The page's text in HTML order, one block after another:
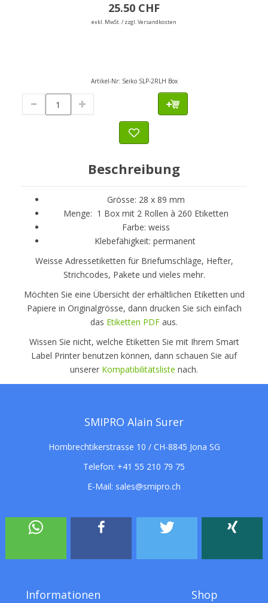
25.50 CHF
exkl. MwSt. / zzgl. Versandkosten
Artikel-Nr: Seiko SLP-2RLH Box
Beschreibung
Grösse: 28 x 89 mm
Menge: 1 Box mit 2 Rollen à 260 Etiketten
Farbe: weiss
Klebefähigkeit: permanent
Weisse Adressetiketten für Briefumschläge, Hefter,
Strichcodes, Pakete und vieles mehr.
Möchten Sie eine Übersicht der erhältlichen Etiketten und
Papiere in Originalgrösse, dann drucken Sie sich einfach
das Etiketten PDF aus.
Wissen Sie nicht, welche Etiketten Sie mit Ihrem Smart
Label Printer benutzen können, dann schauen Sie auf
unserer Kompatibilitätsliste nach.
SMIPRO Alain Surer
Hombrechtikerstrasse 10 / CH-8845 Jona SG
Telefon: +41 55 210 79 75
E-Mail: sales@smipro.ch
Informationen Shop